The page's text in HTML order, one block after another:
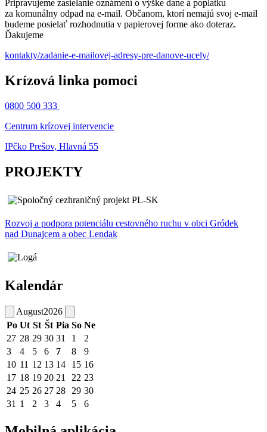
Pripravujeme zasielanie oznámení o výške dane a poplatku
za komunálny odpad na e-mail. Občanom, ktorí nemajú svoj e-mail
budeme posielať rozhodnutia v papierovej forme ako doteraz.
Ďakujeme
kontakty/zadanie-e-mailovej-adresy-pre-danove-ucely/
Krízová linka pomoci
0800 500 333
Centrum krízovej intervencie
IPčko Prešov, Hlavná 55
PROJEKTY
Rozvoj a podpora potenciálu cestovného ruchu v obci Gródek
nad Dunajcem a obec Lendak
Kalendár
August2026
Po Ut St Št Pia So Ne
27 28 29 30 31 1
2
3
4 5 6 7 8
9
10 11 12 13 14 15 16
17 18 19 20 21 22 23
24 25 26 27 28 29 30
31 1 2 3 4 5 6